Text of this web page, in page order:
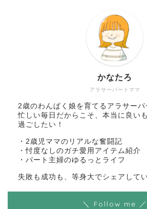
アラサーパートママ
かなたろ
2歳のわんぱく娘を育てるアラサーパ
忙しい毎日だからこそ、本当に良い
過ごしたい！
・2歳児ママのリアルな奮闘記
・忖度なしのガチ愛用アイテム紹介
・パート主婦のゆるっとライフ
失敗も成功も、等身大でシェアしてい
＼ Follow me ／